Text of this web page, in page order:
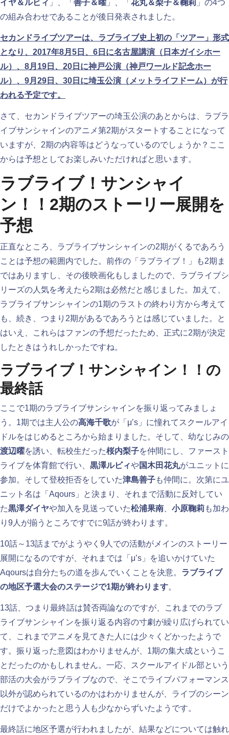
イヤ＆ルビィ 」、「 善子＆曜 」、「 花丸＆梨子＆鞠莉 」の4つ
の組み合わせであることが後日発表されました。
セカンドライブツアーは、ラブライブ史上初の「ツアー」形式
となり、2017年8月5日、6日に名古屋講演（日本ガイシホー
ル）、8月19日、20日に神戸公演（神戸ワールド記念ホー
ル）、9月29日、30日に埼玉公演（メットライフドーム）が行
われる予定です。
さて、セカンドライブツアーの埼玉公演のあとからは、ラブラ
イブサンシャインのアニメ第2期がスタートすることになって
いますが、2期の内容等はどうなっているのでしょうか？ここ
からは予想としてお楽しみいただければと思います。
ラブライブ！サンシャイ
ン！！2期のストーリー展開を
予想
正直なところ、ラブライブサンシャインの2期がくるであろう
ことは予想の範囲内でした。前作の「ラブライブ！」も2期ま
ではありますし、その後映画化もしましたので、ラブライブシ
リーズの人気を考えたら2期は必然だと感じました。加えて、
ラブライブサンシャインの1期のラストの終わり方から考えて
も、続き、つまり2期があるであろうとは感じていました。と
はいえ、これらはファンの予想だったため、正式に2期が決定
したときはうれしかったですね。
ラブライブ！サンシャイン！！の
最終話
ここで1期のラブライブサンシャインを振り返ってみましょ
う。1期では主人公の高海千歌が「μ’s」に憧れてスクールアイ
ドルをはじめるところから始まりました。そして、幼なじみの
渡辺曜を誘い、転校生だった桜内梨子を仲間にし、ファースト
ライブを体育館で行い、 黒澤ルビィや国木田花丸がユニットに
参加。そして登校拒否をしていた津島善子も仲間に。次第にユ
ニット名は「Aqours」と決まり、それまで活動に反対してい
た黒澤ダイヤや加入を見送っていた松浦果南 小原鞠莉も加わ
り9人が揃うところですでに9話が終わります。
10話～13話までがようやく9人での活動がメインのストーリー
展開になるのですが、それまでは「μ’s」を追いかけていた
Aqoursは自分たちの道を歩んでいくことを決意。 ラブライブ
の地区予選大会のステージで1期が終わります。
13話、つまり最終話は賛否両論なのですが、これまでのラブ
ライブサンシャインを振り返る内容の寸劇が繰り広げられてい
て、これまでアニメを見てきた人には少々くどかったようで
す。振り返った意図はわかりませんが、1期の集大成というこ
とだったのかもしれません。一応、スクールアイドル部という
部活の大会がラブライブなので、そこでライブパフォーマンス
以外が認められているのかはわかりませんが、ライブのシーン
だけでよかったと思う人も少なからずいたようです。
最終話に地区予選が行われましたが、結果などについては触れ